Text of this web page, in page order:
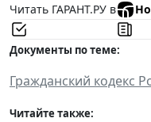
Читать ГАРАНТ.РУ в
Документы по теме:
Гражданский кодекс
Читайте также: